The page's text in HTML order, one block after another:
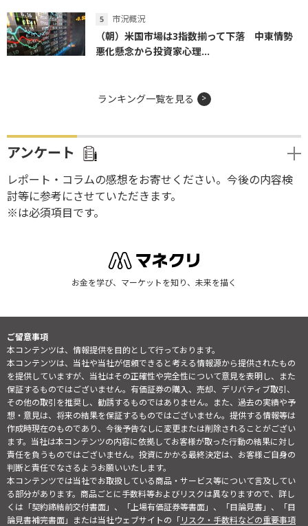
市況概況
（朝）米国市場は3指数揃って下落 中東情勢
悪化懸念から投資家心理...
ランキング一覧を見る
アンケート
レポート・コラムの感想をお寄せください。今後の内容検
討等に参考にさせていただきます。
※は必須項目です。
お金を学び、マーケットを知り、未来を描く
ご留意事項
本コンテンツは、情報提供を目的として行っております。
本コンテンツは、当社や当社が信頼できると考える情報源から提供されたもの
を提供していますが、当社はその正確性や完全性について意見を表明し、また
保証するものではございません。有価証券の購入、売却、デリバティブ取引、
その他の取引を推奨し、勧誘するものではありません。また、過去の実績や予
想・意見は、将来の結果を保証するものではございません。提供する情報等は
作成時現在のものであり、今後予告なしに変更または削除されることがござい
ます。当社は本コンテンツの内容に依拠してお客様が取った行動の結果に対し
責任を負うものではございません。投資にかかる最終決定は、お客様ご自身の
判断と責任でなさるようお願いいたします。
本コンテンツでは当社でお取扱している商品・サービス等について言及してい
る部分があります。商品ごとに手数料等およびリスクは異なりますので、詳し
くは「契約締結前交付書面」、「上場有価証券等書面」、「目論見書」、「目
論見書補完書面」または当社ウェブサイトの「リスク・手数料などの重要事項